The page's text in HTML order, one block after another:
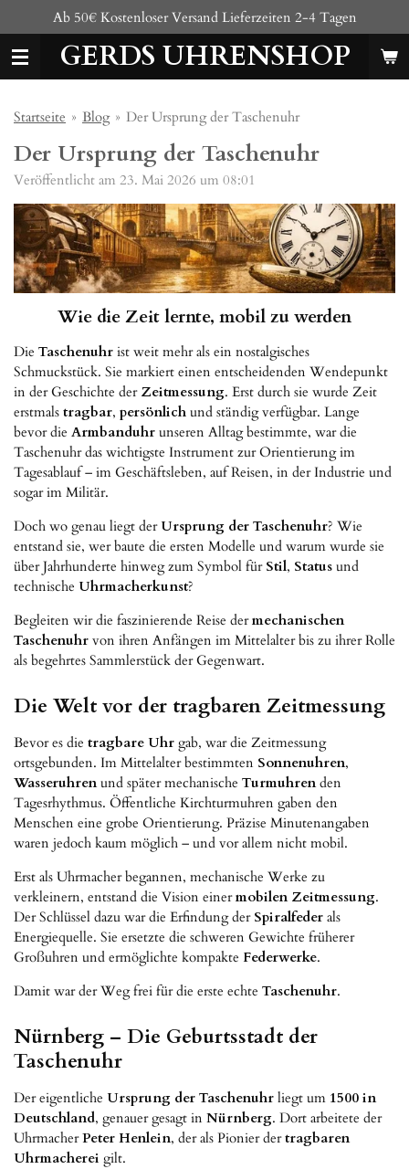
Hauptinhalt
springenGERDS UHRENSHOP
Ab 50€ Kostenloser Versand Lieferzeiten 2-4 Tagen
Startseite » Blog » Der Ursprung der Taschenuhr
Der Ursprung der Taschenuhr
Veröffentlicht am 23. Mai 2026 um 08:01
Wie die Zeit lernte, mobil zu werden
Die Taschenuhr ist weit mehr als ein nostalgisches
Schmuckstück. Sie markiert einen entscheidenden Wendepunkt
in der Geschichte der Zeitmessung. Erst durch sie wurde Zeit
erstmals tragbar, persönlich und ständig verfügbar. Lange
bevor die Armbanduhr unseren Alltag bestimmte, war die
Taschenuhr das wichtigste Instrument zur Orientierung im
Tagesablauf – im Geschäftsleben, auf Reisen, in der Industrie und
sogar im Militär.
Doch wo genau liegt derUrsprung der Taschenuhr? Wie
entstand sie, wer baute die ersten Modelle und warum wurde sie
über Jahrhunderte hinweg zum Symbol für Stil, Status und
technische Uhrmacherkunst?
Begleiten wir die faszinierende Reise dermechanischen
Taschenuhr von ihren Anfängen im Mittelalter bis zu ihrer Rolle
als begehrtes Sammlerstück der Gegenwart.
Die Welt vor der tragbaren Zeitmessung
Bevor es die tragbare Uhr gab, war die Zeitmessung
ortsgebunden. Im Mittelalter bestimmten Sonnenuhren,
Wasseruhrenund später mechanische Turmuhrenden
Tagesrhythmus. Öffentliche Kirchturmuhren gaben den
Menschen eine grobe Orientierung. Präzise Minutenangaben
waren jedoch kaum möglich – und vor allem nicht mobil.
Erst als Uhrmacher begannen, mechanische Werke zu
verkleinern, entstand die Vision einermobilen Zeitmessung.
Der Schlüssel dazu war die Erfindung der Spiralfeder als
Energiequelle. Sie ersetzte die schweren Gewichte früherer
Großuhren und ermöglichte kompakte Federwerke.
Damit war der Weg frei für die erste echte Taschenuhr.
Nürnberg – Die Geburtsstadt der
Taschenuhr
Der eigentliche Ursprung der Taschenuhr liegt um 1500 in
Deutschland, genauer gesagt in Nürnberg. Dort arbeitete der
UhrmacherPeter Henlein, der als Pionier dertragbaren
Uhrmacherei gilt.